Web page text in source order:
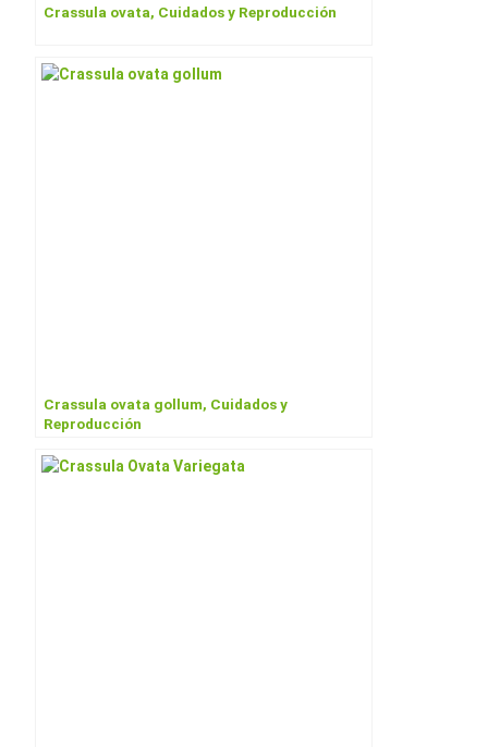
Crassula ovata, Cuidados y Reproducción
Crassula ovata gollum, Cuidados y
Reproducción